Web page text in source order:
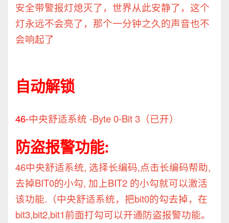
安全带警报灯熄灭了，世界从此安静了，这个
灯永远不会亮了，那个一分钟之久的声音也不
会响起了
自动解锁
46-中央舒适系统 -Byte 0-Bit 3（已开）
防盗报警功能:
46中央舒适系统, 选择长编码,点击长编码帮助,
去掉BIT0的小勾, 加上BIT2 的小勾就可以激活
该功能.（中央舒适系统，把bit0的勾去掉，在
bit3,bit2,bit1前面打勾可以开通防盗报警功能。